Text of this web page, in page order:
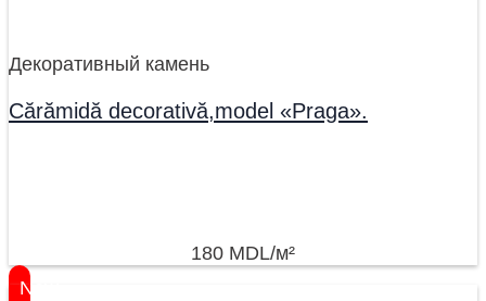
Декоративный камень
Cărămidă decorativă,model «Praga».
180 MDL/м²
New